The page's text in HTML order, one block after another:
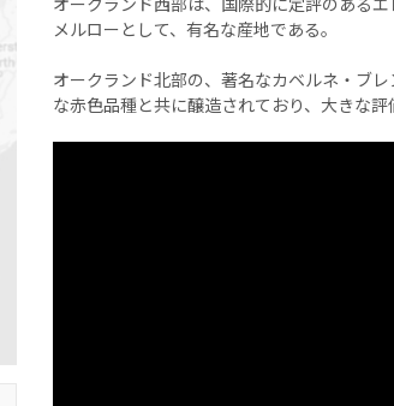
メルローとして、有名な産地である。
オークランド北部の、著名なカベルネ・ブ
な赤色品種と共に醸造されており、大きな評